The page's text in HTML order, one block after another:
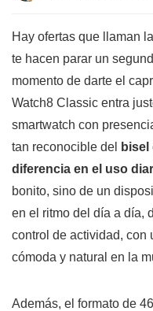
Hay ofertas que llaman
te hacen parar un
momento de darte el
Watch8 Classic entra
smartwatch con
tan reconocible del
bisel
diferencia en el uso
bonito, sino de un
en el ritmo del día a día,
control de actividad, con
cómoda y natural en la
Además, el formato de